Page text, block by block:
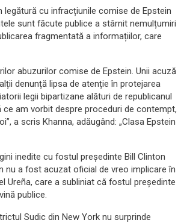
cu infracțiunile comise de Epstein
sunt făcute publice a stârnit nemulțumiri
fragmentată a informațiilor, care
abuzurilor comise de Epstein. Unii acuză
denunță lipsa de atenție în protejarea
legii bipartizane alături de republicanul
am vorbit despre proceduri de contempt,
a scris Khanna, adăugând: „Clasa Epstein
inedite cu fostul președinte Bill Clinton
nu a fost acuzat oficial de vreo implicare în
Ureña, care a subliniat că fostul președinte
publice.
Sudic din New York nu surprinde